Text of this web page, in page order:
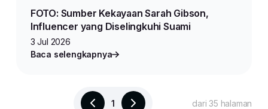
FOTO: Sumber Kekayaan Sarah Gibson,
Influencer yang Diselingkuhi Suami
3 Jul 2026
Baca selengkapnya
1 dari 35 halaman